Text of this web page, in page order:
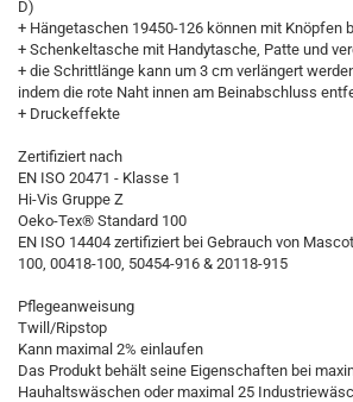
D)
+ Hängetaschen 19450-126 können mit Knöpfen
+ Schenkeltasche mit Handytasche, Patte und
+ die Schrittlänge kann um 3 cm verlängert
indem die rote Naht innen am Beinabschluss
+ Druckeffekte
Zertifiziert nach
EN ISO 20471 - Klasse 1
Hi-Vis Gruppe Z
Oeko-Tex® Standard 100
EN ISO 14404 zertifiziert bei Gebrauch von
100, 00418-100, 50454-916 & 20118-915
Pflegeanweisung
Twill/Ripstop
Kann maximal 2% einlaufen
Das Produkt behält seine Eigenschaften bei
Hauhaltswäschen oder maximal 25